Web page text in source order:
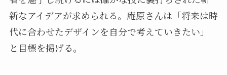
新なアイデアが求められる。庵原さんは「将来は時
代に合わせたデザインを自分で考えていきたい」
と目標を掲げる。